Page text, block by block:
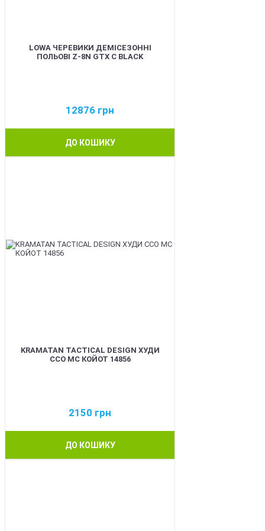
LOWA ЧЕРЕВИКИ ДЕМІСЕЗОННІ
ПОЛЬОВІ Z-8N GTX C BLACK
12876 грн
ДО КОШИКУ
KRAMATAN TACTICAL DESIGN ХУДИ
ССО МС КОЙОТ 14856
2150 грн
ДО КОШИКУ